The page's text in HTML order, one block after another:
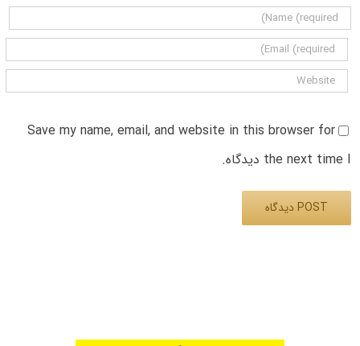
Save my name, email, and website in this browser for
the next time I دیدگاه.